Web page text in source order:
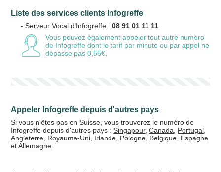
+5% de bonus
Liste des services clients Infogreffe
- Serveur Vocal d’Infogreffe :08 91 01 11 11
Vous pouvez également appeler tout autre numéro
de Infogreffe dont le tarif par minute ou par appel ne
dépasse pas 0,55€.
Appeler Infogreffe depuis d'autres pays
Si vous n'êtes pas en Suisse, vous trouverez le numéro de
Infogreffe depuis d'autres pays :Singapour,Canada Portugal
Angleterre Royaume-Uni Irlande Pologne Belgique Espagne
etAllemagne